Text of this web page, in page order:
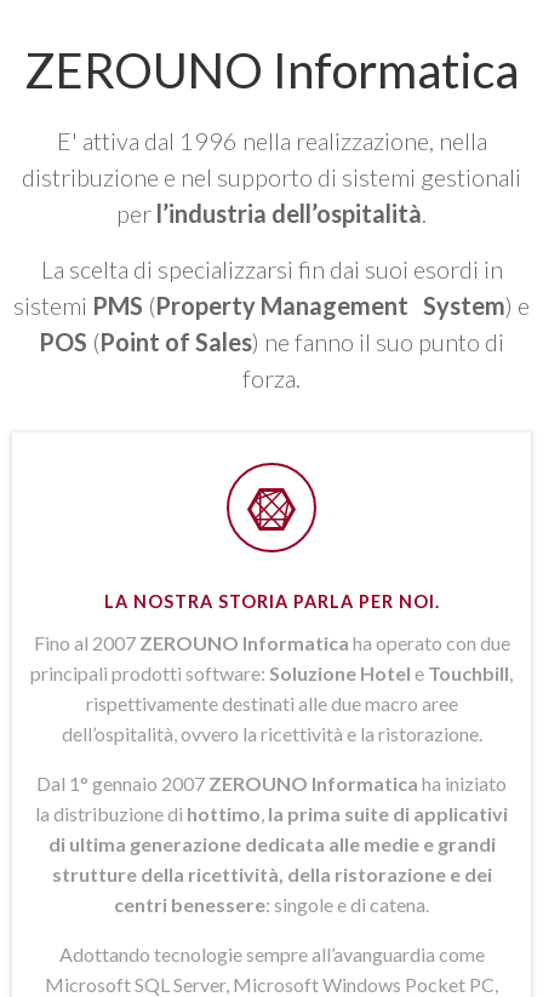
ZEROUNO Informatica
E' attiva dal 1996 nella realizzazione, nella
distribuzione e nel supporto di sistemi gestionali
per l’industria dell’ospitalità
La scelta di specializzarsi fin dai suoi esordi in
sistemi PMS (Property Management System) e
POS (Point of Sales) ne fanno il suo punto di
forza.
LA NOSTRA STORIA PARLA PER NOI.
Fino al 2007 ZEROUNO Informatica ha operato con due
principali prodotti software: Soluzione Hotel e Touchbill
rispettivamente destinati alle due macro aree
dell’ospitalità, ovvero la ricettività e la ristorazione.
Dal 1° gennaio 2007 ZEROUNO Informatica ha iniziato
la distribuzione di hottimo la prima suite di applicativi
di ultima generazione dedicata alle medie e grandi
strutture della ricettività, della ristorazione e dei
centri benessere: singole e di catena.
Adottando tecnologie sempre all’avanguardia come
Microsoft SQL Server, Microsoft Windows Pocket PC,